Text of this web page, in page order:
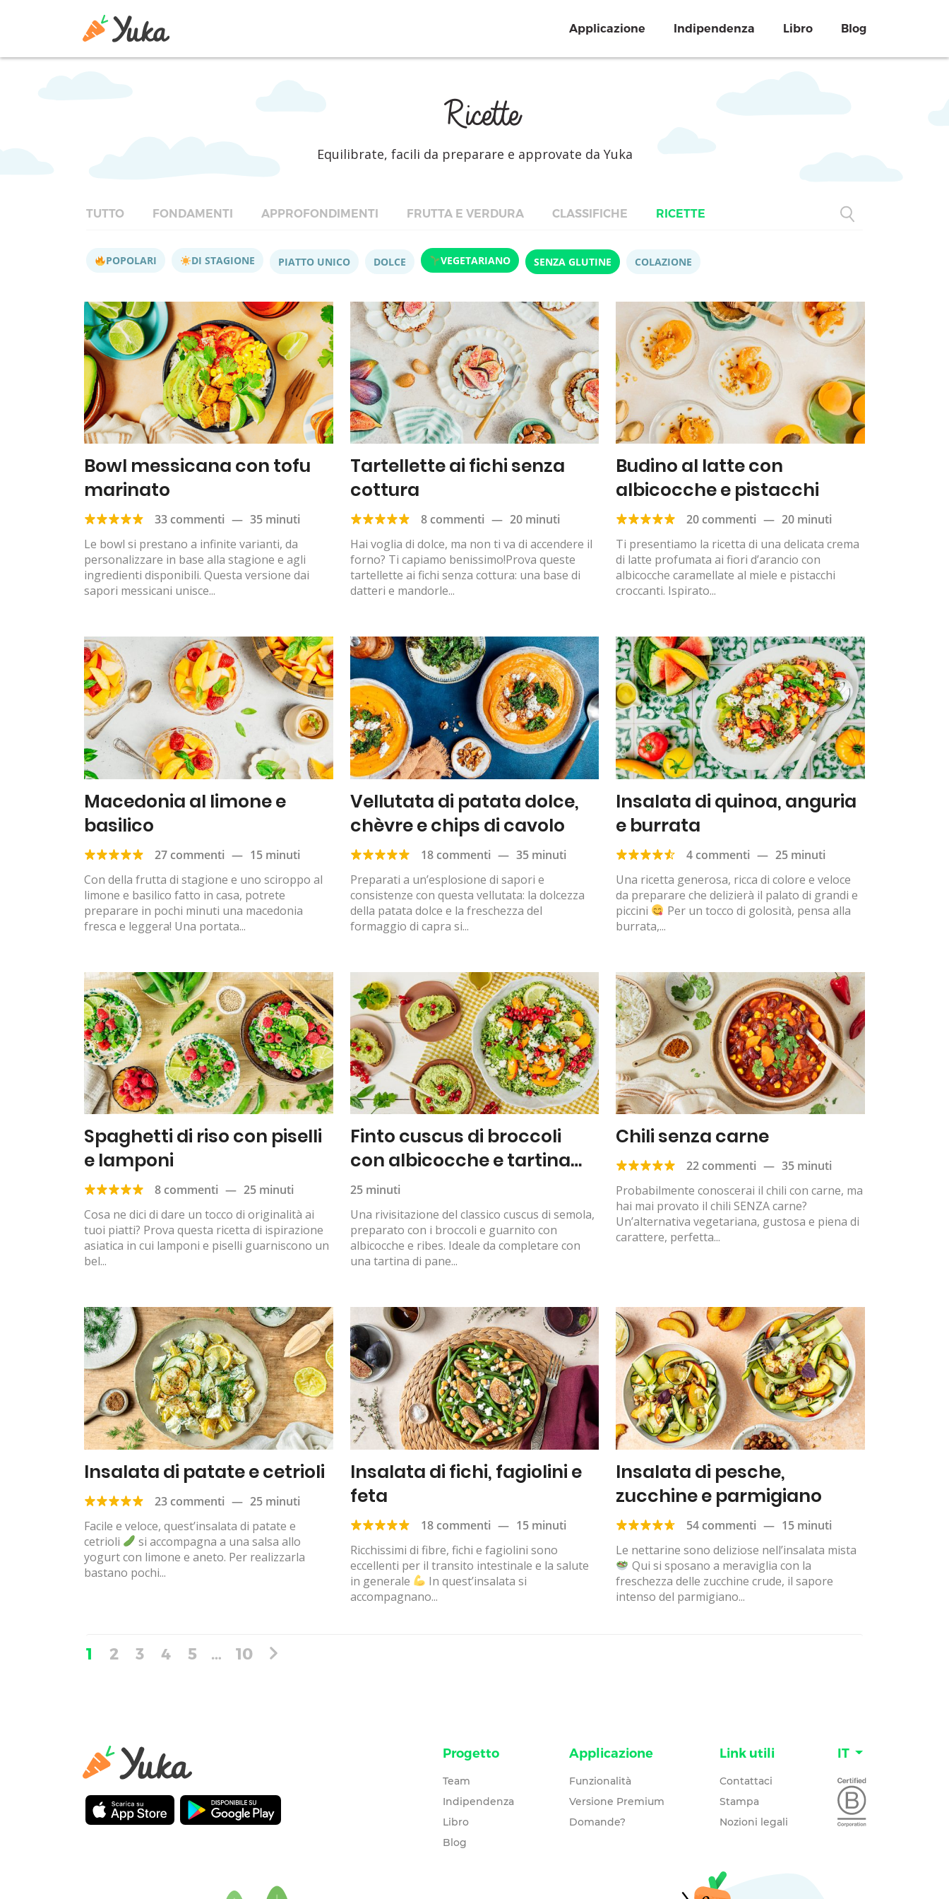
Applicazione Indipendenza Libro Blog
Ricette
Equilibrate, facili da preparare e approvate da Yuka
TUTTO FONDAMENTI APPROFONDIMENTI FRUTTA E VERDURA CLASSIFICHE RICETTE
POPOLARI DI STAGIONE PIATTO UNICO DOLCE VEGETARIANO SENZA GLUTINE COLAZIONE
Bowl messicana con tofu
marinato
33 commenti — 35 minuti
Le bowl si prestano a infinite varianti, da
personalizzare in base alla stagione e agli
ingredienti disponibili. Questa versione dai
sapori messicani unisce...
Tartellette ai fichi senza
cottura
8 commenti — 20 minuti
Hai voglia di dolce, ma non ti va di accendere il
forno? Ti capiamo benissimo!Prova queste
tartellette ai fichi senza cottura: una base di
datteri e mandorle...
Budino al latte con
albicocche e pistacchi
20 commenti — 20 minuti
Ti presentiamo la ricetta di una delicata crema
di latte profumata ai fiori d’arancio con
albicocche caramellate al miele e pistacchi
croccanti. Ispirato...
Macedonia al limone e
basilico
27 commenti — 15 minuti
Con della frutta di stagione e uno sciroppo al
limone e basilico fatto in casa, potrete
preparare in pochi minuti una macedonia
fresca e leggera! Una portata...
Vellutata di patata dolce,
chèvre e chips di cavolo
18 commenti — 35 minuti
Preparati a un’esplosione di sapori e
consistenze con questa vellutata: la dolcezza
della patata dolce e la freschezza del
formaggio di capra si...
Insalata di quinoa, anguria
e burrata
4 commenti — 25 minuti
Una ricetta generosa, ricca di colore e veloce
da preparare che delizierà il palato di grandi e
piccini
Per un tocco di golosità, pensa alla
burrata,...
Spaghetti di riso con piselli
e lamponi
8 commenti — 25 minuti
Cosa ne dici di dare un tocco di originalità ai
tuoi piatti? Prova questa ricetta di ispirazione
asiatica in cui lamponi e piselli guarniscono un
bel...
Finto cuscus di broccoli
con albicocche e tartina
all’hummus
25 minuti
Una rivisitazione del classico cuscus di semola,
preparato con i broccoli e guarnito con
albicocche e ribes. Ideale da completare con
una tartina di pane...
Chili senza carne
22 commenti — 35 minuti
Probabilmente conoscerai il chili con carne, ma
hai mai provato il chili SENZA carne?
Un’alternativa vegetariana, gustosa e piena di
carattere, perfetta...
Insalata di patate e cetrioli
23 commenti — 25 minuti
Facile e veloce, quest’insalata di patate e
cetrioli
si accompagna a una salsa allo
yogurt con limone e aneto. Per realizzarla
bastano pochi...
Insalata di fichi, fagiolini e
feta
18 commenti — 15 minuti
Ricchissimi di fibre, fichi e fagiolini sono
eccellenti per il transito intestinale e la salute
in generale
In quest’insalata si
accompagnano...
Insalata di pesche,
zucchine e parmigiano
54 commenti — 15 minuti
Le nettarine sono deliziose nell’insalata mista
Qui si sposano a meraviglia con la
freschezza delle zucchine crude, il sapore
intenso del parmigiano...
1 2 3 4 5 … 10
Progetto
Team
Indipendenza
Libro
Blog
Applicazione
Funzionalità
Versione Premium
Domande?
Link utili
Contattaci
Stampa
Nozioni legali
IT